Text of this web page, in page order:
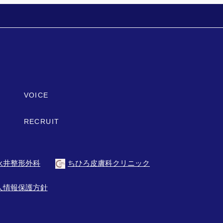
VOICE
RECRUIT
井整形外科 ちひろ皮膚科クリニック
情報保護方針